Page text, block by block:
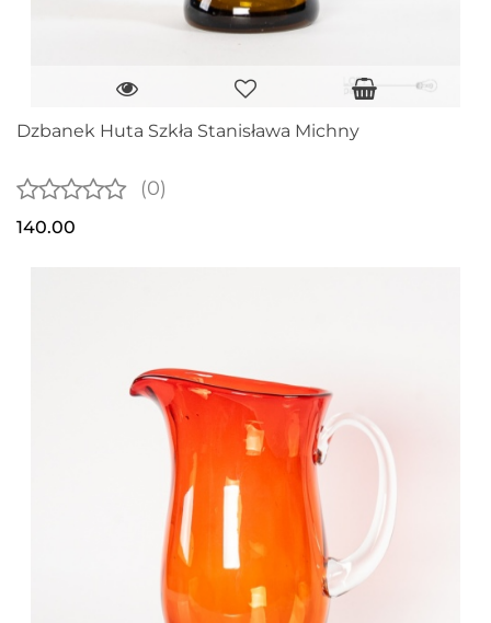
Dzbanek Huta Szkła Stanisława Michny
(0)
140.00